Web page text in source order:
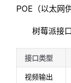
POE（以太网
树莓派接
接口类型
视频输出